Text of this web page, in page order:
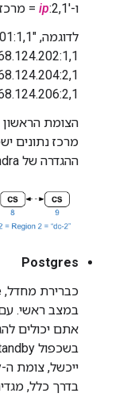
ו-'
ip:2,1 = מרכז נתונים 2 ומדף/אזור זמינות 1.
מרכז נתונים
ההגדרה של Cassandra תיראה כך:
Postgres
במצב ראשי.